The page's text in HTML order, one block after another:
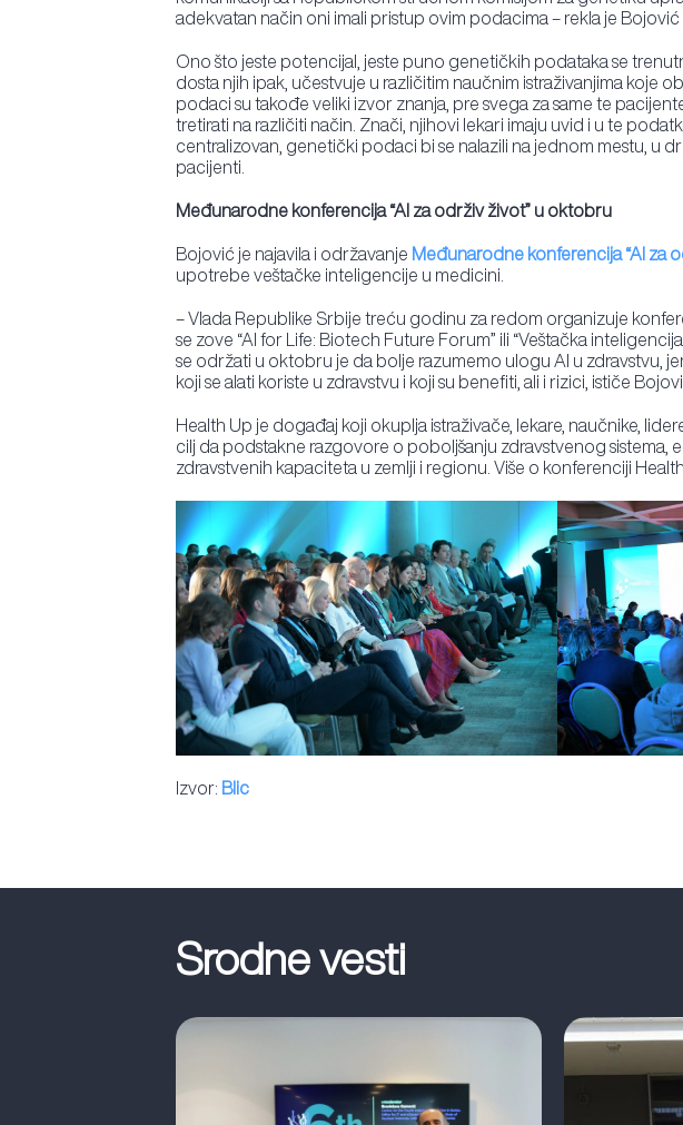
adekvatan način oni imali pristup ovim podacima – rekla je
Ono što jeste potencijal, jeste puno genetičkih podataka se
dosta njih ipak, učestvuje u različitim naučnim istraživanjima koje
podaci su takođe veliki izvor znanja, pre svega za same te
tretirati na različiti način. Znači, njihovi lekari imaju uvid i u te
centralizovan, genetički podaci bi se nalazili na jednom mestu, u
pacijenti.
Međunarodne konferencija “AI za održiv život” u oktobru
Bojović je najavila i održavanje Međunarodne konferencija “AI za
upotrebe veštačke inteligencije u medicini.
– Vlada Republike Srbije treću godinu za redom organizuje
se zove “AI for Life: Biotech Future Forum” ili “Veštačka
se održati u oktobru je da bolje razumemo ulogu AI u zdravstvu,
koji se alati koriste u zdravstvu i koji su benefiti, ali i rizici, ističe
Health Up je događaj koji okuplja istraživače, lekare, naučnike,
cilj da podstakne razgovore o poboljšanju zdravstvenog
zdravstvenih kapaciteta u zemlji i regionu. Više o konferenciji
Izvor: Blic
Srodne vesti